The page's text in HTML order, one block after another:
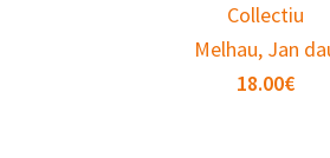
Collectiu
Melhau, Jan
18.00€